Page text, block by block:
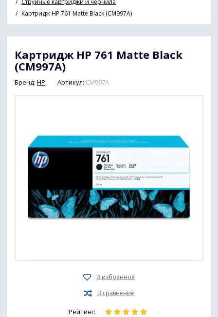
Струйные картриджи и чернила
Картридж HP 761 Matte Black (CM997A)
Картридж HP 761 Matte Black
(CM997A)
Бренд: HP Артикул: CM997A
Рейтинг: